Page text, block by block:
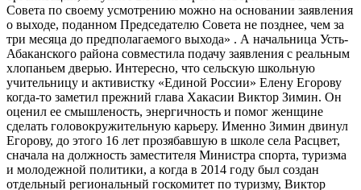
Совета по своему усмотрению можно на основании заявления
о выходе, поданном Председателю Совета не позднее, чем за
три месяца до предполагаемого выхода» . А начальница Усть-
Абаканского района совместила подачу заявления с реальным
хлопаньем дверью. Интересно, что сельскую школьную
учительницу и активистку «Единой России» Елену Егорову
когда-то заметил прежний глава Хакасии Виктор Зимин. Он
оценил ее смышленость, энергичность и помог женщине
сделать головокружительную карьеру. Именно Зимин двинул
Егорову, до этого 16 лет прозябавшую в школе села Расцвет,
сначала на должность заместителя Министра спорта, туризма
и молодежной политики, а когда в 2014 году был создан
отдельный региональный госкомитет по туризму, Виктор